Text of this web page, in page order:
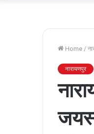
Home /
नारायणपुर